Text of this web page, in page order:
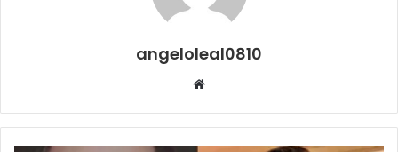
angeloleal0810
Website